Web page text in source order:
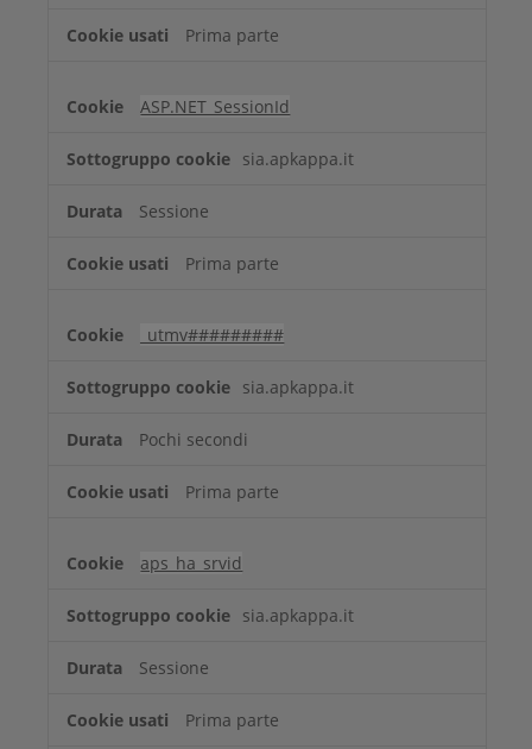
Prima parte
ASP.NET_SessionId
sia.apkappa.it
Sessione
Prima parte
_utmv#########
sia.apkappa.it
Pochi secondi
Prima parte
aps_ha_srvid
sia.apkappa.it
Sessione
Prima parte